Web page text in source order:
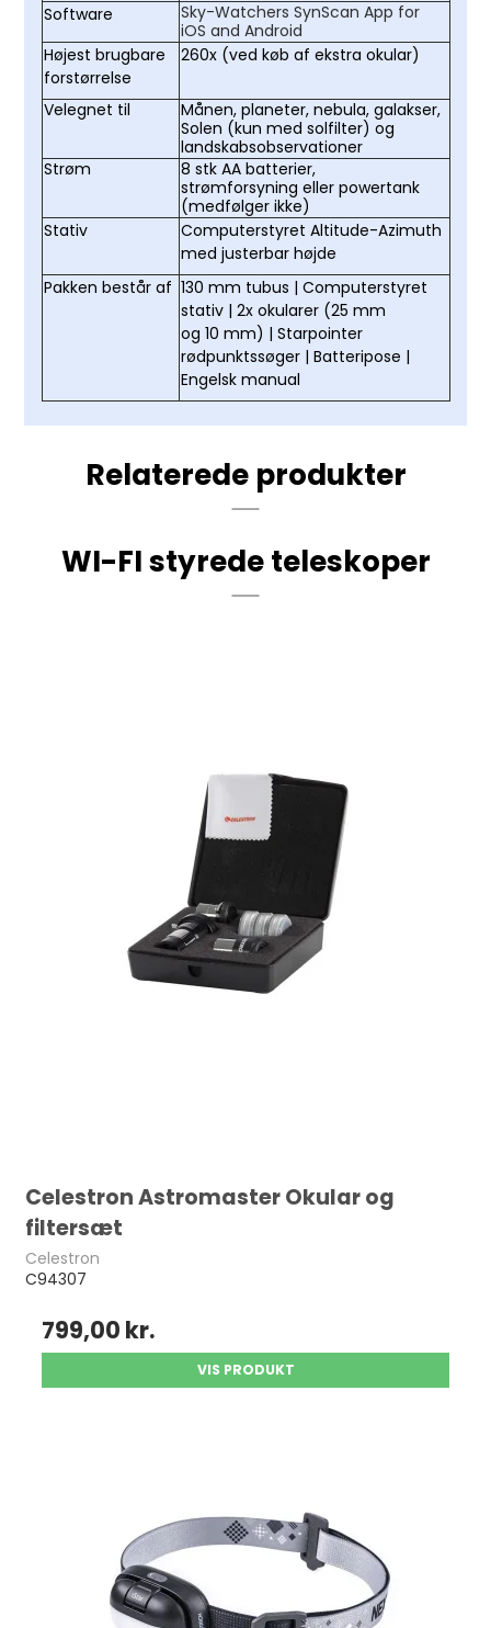
Software
Sky-Watchers SynScan App for
iOS and Android
Højest brugbare
forstørrelse
260x (ved køb af ekstra okular)
Velegnet til
Månen, planeter, nebula, galakser,
Solen (kun med solfilter) og
landskabsobservationer
Strøm
8 stk AA batterier,
strømforsyning eller powertank
(medfølger ikke)
Stativ
Computerstyret Altitude-Azimuth
med justerbar højde
Pakken består af 130 mm tubus | Computerstyret
stativ | 2x okularer (25 mm
og 10 mm) | Starpointer
rødpunktssøger | Batteripose |
Engelsk manual
Relaterede produkter
WI-FI styrede teleskoper
Celestron Astromaster Okular og
filtersæt
Celestron
C94307
799,00 kr.
VIS PRODUKT